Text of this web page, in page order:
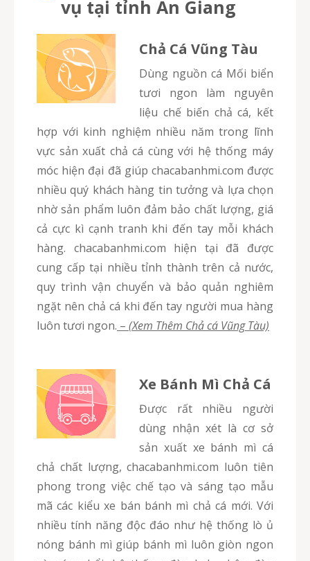
vụ tại tỉnh An Giang
Chả Cá Vũng Tàu
Dùng nguồn cá Mối biển
tươi ngon làm nguyên
liệu chế biến chả cá, kết
hợp với kinh nghiệm nhiều năm trong lĩnh
vực sản xuất chả cá cùng với hệ thống máy
móc hiện đại đã giúp chacabanhmi.com được
nhiều quý khách hàng tin tưởng và lựa chọn
nhờ sản phẩm luôn đảm bảo chất lượng, giá
cả cực kì cạnh tranh khi đến tay mỗi khách
hàng. chacabanhmi.com hiện tại đã được
cung cấp tại nhiều tỉnh thành trên cả nước,
quy trình vận chuyển và bảo quản nghiêm
ngặt nên chả cá khi đến tay người mua hàng
luôn tươi ngon. – (Xem Thêm Chả cá Vũng Tàu)
Xe Bánh Mì Chả Cá
Được rất nhiều người
dùng nhận xét là cơ sở
sản xuất xe bánh mì cá
chả chất lượng, chacabanhmi.com luôn tiên
phong trong việc chế tạo và sáng tạo mẫu
mã các kiểu xe bán bánh mì chả cá mới. Với
nhiều tính năng độc đáo như hệ thống lò ủ
nóng bánh mì giúp bánh mì luôn giòn ngon